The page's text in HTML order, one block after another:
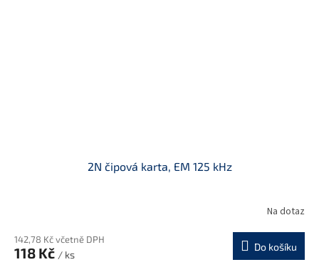
2N čipová karta, EM 125 kHz
Na dotaz
142,78 Kč včetně DPH
118 Kč / ks
Do košíku